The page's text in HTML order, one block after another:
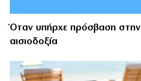
Όταν υπήρχε πρόσβαση στην
αισιοδοξία